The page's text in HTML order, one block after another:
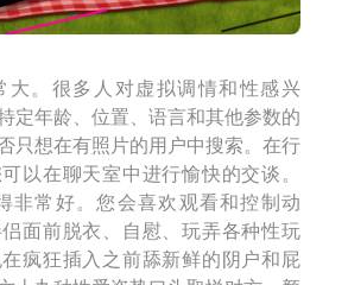
大。很多人对虚拟调情和性感兴
定年龄、位置、语言和其他参数的
只想在有照片的用户中搜索。在行
以在聊天室中进行愉快的交谈。
非常好。您会喜欢观看和控制动
面前脱衣、自慰、玩弄各种性玩
疯狂插入之前舔新鲜的阴户和屁